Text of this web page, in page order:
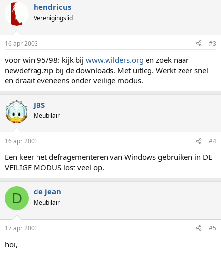
hendricus
Verenigingslid
16 apr 2003 #3
voor win 95/98: kijk bij www.wilders.org en zoek naar
newdefrag.zip bij de downloads. Met uitleg. Werkt zeer snel
en draait eveneens onder veilige modus.
JBS
Meubilair
16 apr 2003 #4
Een keer het defragementeren van Windows gebruiken in DE
VEILIGE MODUS lost veel op.
D de jean
Meubilair
17 apr 2003 #5
hoi,